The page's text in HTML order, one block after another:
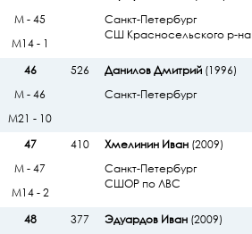
Санкт-Петербург
СШ Красносельского р-на
М - 45
М14 - 1
46
526 Данилов Дмитрий(1996)
Санкт-Петербург
М - 46
М21 - 10
47
410 Хмелинин Иван(2009)
Санкт-Петербург
СШОР по ЛВС
М - 47
М14 - 2
48
377 Эдуардов Иван(2009)